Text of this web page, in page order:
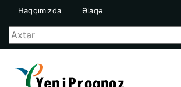
Haqqımızda Əlaqə